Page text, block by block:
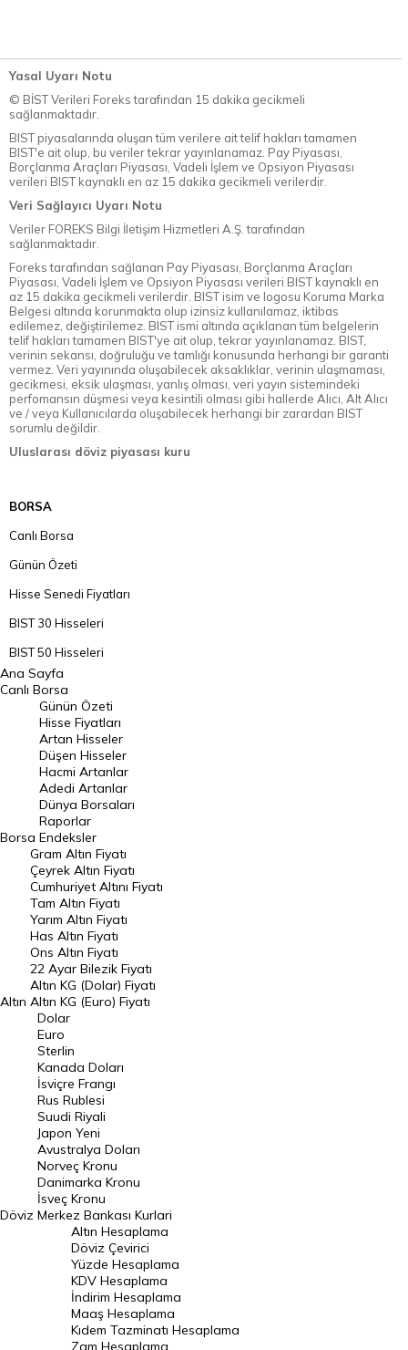
Yasal Uyarı Notu
© BİST Verileri Foreks tarafından 15 dakika gecikmeli
sağlanmaktadır.
BIST piyasalarında oluşan tüm verilere ait telif hakları tamamen
BIST'e ait olup, bu veriler tekrar yayınlanamaz. Pay Piyasası,
Borçlanma Araçları Piyasası, Vadeli İşlem ve Opsiyon Piyasası
verileri BIST kaynaklı en az 15 dakika gecikmeli verilerdir.
Veri Sağlayıcı Uyarı Notu
Veriler FOREKS Bilgi İletişim Hizmetleri A.Ş. tarafından
sağlanmaktadır.
Foreks tarafından sağlanan Pay Piyasası, Borçlanma Araçları
Piyasası, Vadeli İşlem ve Opsiyon Piyasası verileri BIST kaynaklı en
az 15 dakika gecikmeli verilerdir. BIST isim ve logosu Koruma Marka
Belgesi altında korunmakta olup izinsiz kullanılamaz, iktibas
edilemez, değiştirilemez. BIST ismi altında açıklanan tüm belgelerin
telif hakları tamamen BIST'ye ait olup, tekrar yayınlanamaz. BIST,
verinin sekansı, doğruluğu ve tamlığı konusunda herhangi bir garanti
vermez. Veri yayınında oluşabilecek aksaklıklar, verinin ulaşmaması,
gecikmesi, eksik ulaşması, yanlış olması, veri yayın sistemindeki
perfomansın düşmesi veya kesintili olması gibi hallerde Alıcı, Alt Alıcı
ve / veya Kullanıcılarda oluşabilecek herhangi bir zarardan BIST
sorumlu değildir.
Uluslarası döviz piyasası kuru
BORSA
Canlı Borsa
Günün Özeti
Hisse Senedi Fiyatları
BIST 30 Hisseleri
BIST 50 Hisseleri
BIST 100 Hisseleri
En Çok Artan Hisseler
En Çok Düşen Hisseler
Hacmi Artanlar
Geçmiş Kapanışlar
Dünya Borsaları
Raporlar
Endeksler
DÖVİZ
Döviz Kuru
Dolar Kuru
Euro Kuru
Pound Kuru
Frank Kuru
Riyal Kuru
Avustralya Doları
Danimarka Kronu Kuru
Kanada Doları Kuru
Norveç Kronu Kuru
İsveç Kronu Kuru
Japon Yeni Kuru
Serbest Piyasa Döviz Kurları
Merkez Bankası Döviz Kurları
Ana Sayfa
Canlı Borsa
Borsa
Günün Özeti
Hisse Fiyatları
Artan Hisseler
Düşen Hisseler
Hacmi Artanlar
Adedi Artanlar
Dünya Borsaları
Raporlar
Endeksler
Altın
Gram Altın Fiyatı
Çeyrek Altın Fiyatı
Cumhuriyet Altını Fiyatı
Tam Altın Fiyatı
Yarım Altın Fiyatı
Has Altın Fiyatı
Ons Altın Fiyatı
22 Ayar Bilezik Fiyatı
Altın KG (Dolar) Fiyatı
Altın KG (Euro) Fiyatı
Döviz
Dolar
Euro
Sterlin
Kanada Doları
İsviçre Frangı
Rus Rublesi
Suudi Riyali
Japon Yeni
Avustralya Doları
Norveç Kronu
Danimarka Kronu
İsveç Kronu
Merkez Bankası Kurlari
Altın Hesaplama
Döviz Çevirici
Yüzde Hesaplama
KDV Hesaplama
İndirim Hesaplama
Maaş Hesaplama
Kıdem Tazminatı Hesaplama
Zam Hesaplama